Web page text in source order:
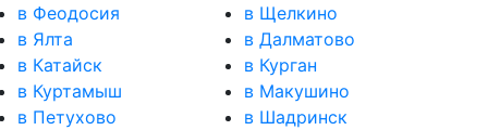
в Феодосия
в Щелкино
в Ялта
в Далматово
в Катайск
в Курган
в Куртамыш
в Макушино
в Петухово
в Шадринск